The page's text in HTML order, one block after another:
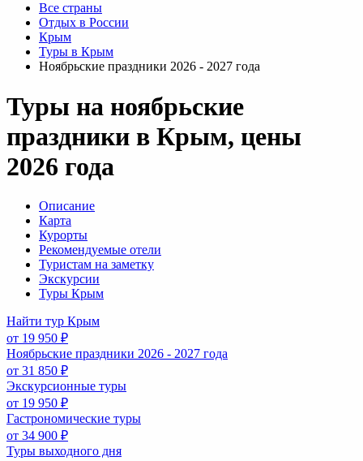
Все страны
Отдых в России
Крым
Туры в Крым
Ноябрьские праздники 2026 - 2027 года
Туры на ноябрьские
праздники в Крым, цены
2026 года
Описание
Карта
Курорты
Рекомендуемые отели
Туристам на заметку
Экскурсии
Туры Крым
Найти тур Крым
от 19 950 ₽
Ноябрьские праздники 2026 - 2027 года
от 31 850 ₽
Экскурсионные туры
от 19 950 ₽
Гастрономические туры
от 34 900 ₽
Туры выходного дня